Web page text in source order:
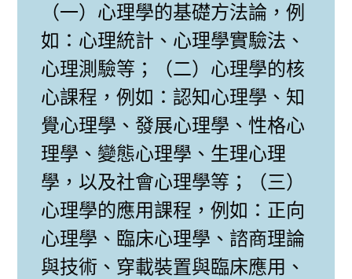
（一）心理學的基礎方法論，例
如：心理統計、心理學實驗法、
心理測驗等；（二）心理學的核
心課程，例如：認知心理學、知
覺心理學、發展心理學、性格心
理學、變態心理學、生理心理
學，以及社會心理學等；（三）
心理學的應用課程，例如：正向
心理學、臨床心理學、諮商理論
與技術、穿載裝置與臨床應用、